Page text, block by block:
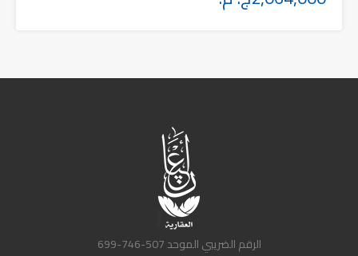
الرقم الضريبي الموحد 507-746-699